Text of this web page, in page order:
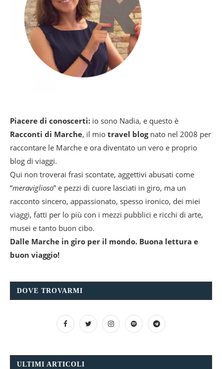
Piacere di conoscerti: io sono Nadia, e questo è
Racconti di Marche, il mio travel blognato nel 2008 per
raccontare le Marche e ora diventato un vero e proprio
blog di viaggi.
Qui non troverai frasi scontate, aggettivi abusati come
“meraviglioso” e pezzi di cuore lasciati in giro, ma un
racconto sincero, appassionato, spesso ironico, dei miei
viaggi, fatti per lo più con i mezzi pubblici e ricchi di arte,
musei e tanto buon cibo.
Dalle Marche in giro per il mondo. Buona lettura e
buon viaggio!
DOVE TROVARMI
ULTIMI ARTICOLI